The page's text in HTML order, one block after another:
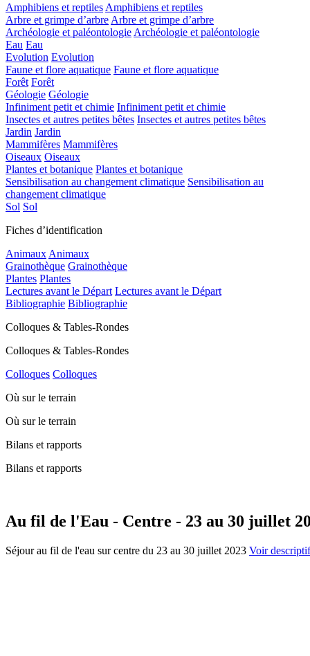
Amphibiens et reptiles Amphibiens et reptiles
Arbre et grimpe d’arbre Arbre et grimpe d’arbre
Archéologie et paléontologie Archéologie et paléontologie
Eau Eau
Evolution Evolution
Faune et flore aquatique Faune et flore aquatique
Forêt Forêt
Géologie Géologie
Infiniment petit et chimie Infiniment petit et chimie
Insectes et autres petites bêtes Insectes et autres petites bêtes
Jardin Jardin
Mammifères Mammifères
Oiseaux Oiseaux
Plantes et botanique Plantes et botanique
Sensibilisation au changement climatique Sensibilisation au
changement climatique
Sol Sol
Fiches d’identification
Animaux Animaux
Grainothèque Grainothèque
Plantes Plantes
Lectures avant le Départ Lectures avant le Départ
Bibliographie Bibliographie
Colloques & Tables-Rondes
Colloques & Tables-Rondes
Colloques Colloques
Où sur le terrain
Où sur le terrain
Bilans et rapports
Bilans et rapports
Au fil de l'Eau - Centre - 23 au 30 juillet
Séjour au fil de l'eau sur centre du 23 au 30 juillet 2023 Voir